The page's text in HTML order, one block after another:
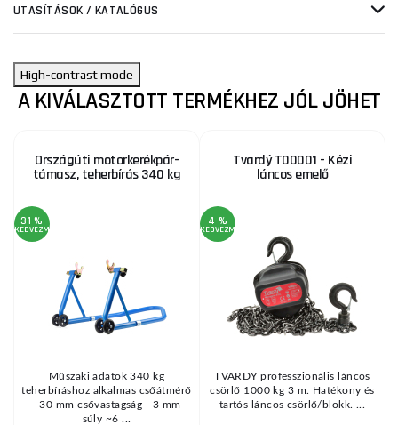
UTASÍTÁSOK / KATALÓGUS
High-contrast mode
A KIVÁLASZTOTT TERMÉKHEZ JÓL JÖHET
Országúti motorkerékpár-
támasz, teherbírás 340 kg
31 %
KEDVEZMÉNY
Műszaki adatok 340 kg
teherbíráshoz alkalmas csőátmérő
- 30 mm csővastagság - 3 mm
súly ~6 ...
Tvardý T00001 - Kézi
láncos emelő
4 %
KEDVEZMÉNY
TVARDY professzionális láncos
csörlő 1000 kg 3 m. Hatékony és
tartós láncos csörlő/blokk. ...